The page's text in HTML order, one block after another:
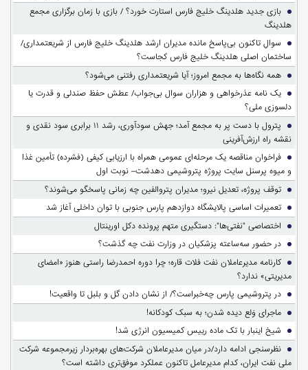
بازی جدید هلدینگ خلیج فارس استارت خورد؟ / بازی با زمان برگزاری مجمع
هلدینگ
سوالِ تاکنون بی‌پاسخ مانده مدیران ارشد هلدینگ خلیج فارس از شریعتمداری/
ساختمان اصلی هلدینگ خلیج فارس کجاست؟
همه نگاه‌ها به مجمع امروز؛ آیا شریعتمداری رفتنی می‌شود؟
یک نامه عذرخواهی و هزاران سوال بی‌جواب/ عطش حفظ صندلی و قدرت یا
دلسوزی ملی؟
پترول با دست پر به مجمع آمد؛ جهش سودآوری، رشد ۱۱ برابری سود نقدی و
نقشه راه ارزش‌آفرینی
فراخوان مناقصه یک مرحله‌ای عمومی همراه با ارزیابی کیفی (فشرده) تأمین غذا
و میوه پرسنل سایت پروژه پتروشیمی دهدشت– نوبت اول
توقف پروژه، تعدیل نیرو؛ مدیران پتروالفین چه زمانی پاسخگو می‌شوند؟
تعمیرات اساسی پالایشگاه دوازدهم پارس جنوبی با توان داخلی آغاز شد
اختصاصی "نفتی‌ها": دستگیری متهم پرونده دکل اورینتال
در حضور سه‌ساعته پزشکیان در وزارت نفت چه گذشت؟
کارنامه مدیرعاملان نفت فلات قاره؛ چرا دوره احمدرضا راستی هنوز «امضای
مدیریتی» ندارد؟
در پتروشیمی پارس چه‌خبراست؟/ از نشان دادن گل و بلبل تا واقعیت!
ماجرای وَلع دیده شدن؛ به سبک کودکانه!
شیخ اینبار با تک ماده رییس کمیسیون انرژی شد!
نظرسنجی ادامه دارد/در میان مدیرعاملان شرکت‌های بهره‌بردار زیرمجموعه شرکت
ملی نفت ایران، کدام مدیرعامل تاکنون عملکرد موفق‌تری داشته است؟